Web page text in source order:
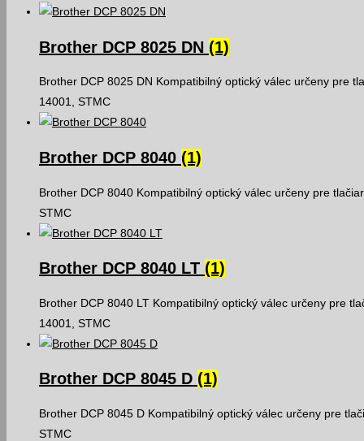
Brother DCP 8025 DN (1)
Brother DCP 8025 DN Kompatibilný optický válec určeny pre
14001, STMC
Brother DCP 8040 (1)
Brother DCP 8040 Kompatibilný optický válec určeny pre
STMC
Brother DCP 8040 LT (1)
Brother DCP 8040 LT Kompatibilný optický válec určeny pre
14001, STMC
Brother DCP 8045 D (1)
Brother DCP 8045 D Kompatibilný optický válec určeny pre
STMC